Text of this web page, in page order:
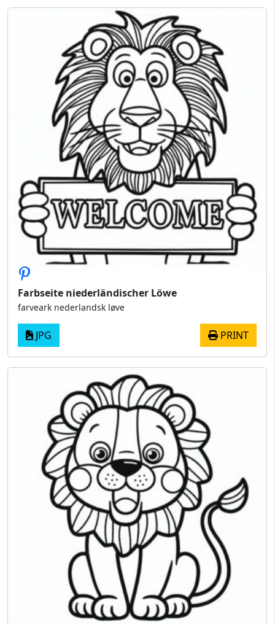
Farbseite niederländischer Löwe
farveark nederlandsk løve
JPG PRINT